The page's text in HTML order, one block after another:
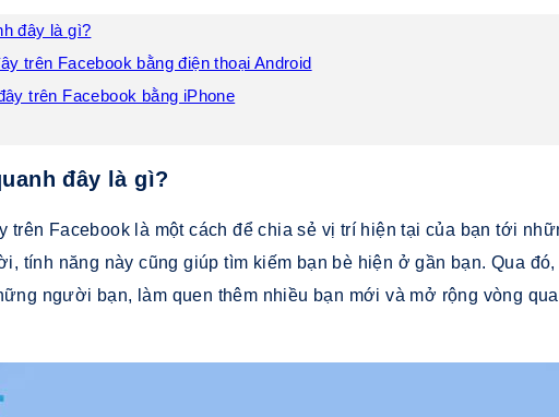
đây là gì?
trên Facebook bằng điện thoại Android
trên Facebook bằng iPhone
đây là gì?
trên Facebook là một cách để chia sẻ vị trí hiện tại của bạn tới
tính năng này cũng giúp tìm kiếm bạn bè hiện ở gần bạn. Qua đó,
người bạn, làm quen thêm nhiều bạn mới và mở rộng vòng